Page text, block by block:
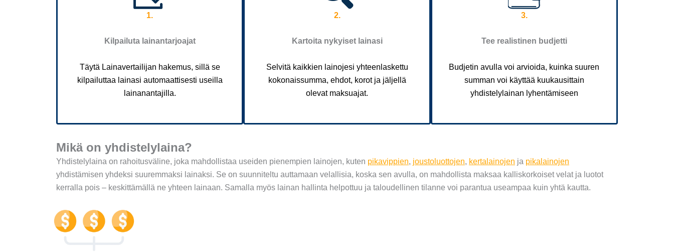
3.
Tee realistinen budjetti
Budjetin avulla voi arvioida, kuinka suuren
summan voi käyttää kuukausittain
yhdistelylainan lyhentämiseen
2.
Kartoita nykyiset lainasi
Selvitä kaikkien lainojesi yhteenlaskettu
kokonaissumma, ehdot, korot ja jäljellä
olevat maksuajat.
1.
Kilpailuta lainantarjoajat
Täytä Lainavertailijan hakemus, sillä se
kilpailuttaa lainasi automaattisesti useilla
lainanantajilla.
Mikä on yhdistelylaina?
Yhdistelylaina on rahoitusväline, joka mahdollistaa useiden pienempien lainojen, kuten pikavippien, joustoluottojen, kertalainojen ja pikalainojen
yhdistämisen yhdeksi suuremmaksi lainaksi. Se on suunniteltu auttamaan velallisia, koska sen avulla, on mahdollista maksaa kalliskorkoiset velat ja luotot
kerralla pois – keskittämällä ne yhteen lainaan. Samalla myös lainan hallinta helpottuu ja taloudellinen tilanne voi parantua useampaa kuin yhtä kautta.